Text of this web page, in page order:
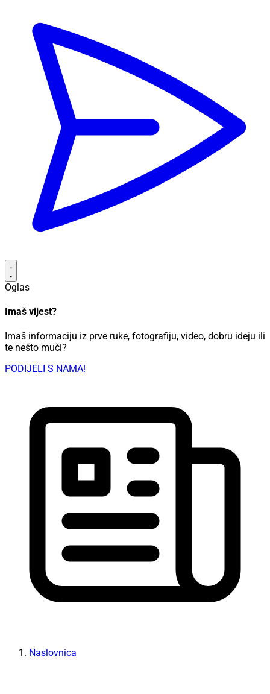
Oglas
Imaš vijest?
Imaš informaciju iz prve ruke, fotografiju, video, dobru ideju ili
te nešto muči?
PODIJELI S NAMA!
Naslovnica